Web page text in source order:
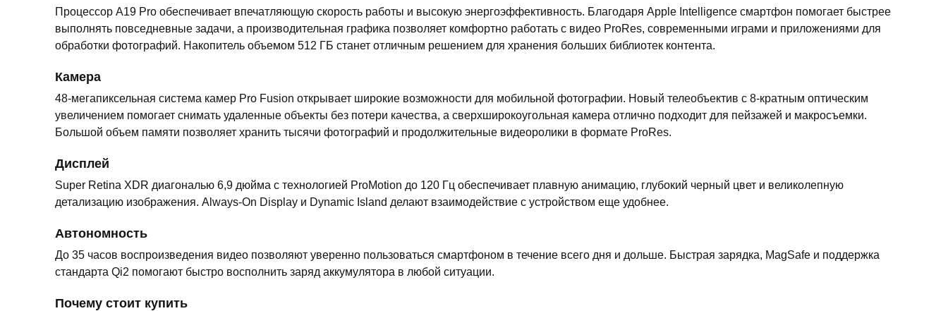
Процессор A19 Pro обеспечивает впечатляющую скорость работы и высокую энергоэффективность. Благодаря Apple Intelligence смартфон помогает быстрее
выполнять повседневные задачи, а производительная графика позволяет комфортно работать с видео ProRes, современными играми и приложениями для
обработки фотографий. Накопитель объемом 512 ГБ станет отличным решением для хранения больших библиотек контента.
Камера
48-мегапиксельная система камер Pro Fusion открывает широкие возможности для мобильной фотографии. Новый телеобъектив с 8-кратным оптическим
увеличением помогает снимать удаленные объекты без потери качества, а сверхширокоугольная камера отлично подходит для пейзажей и макросъемки.
Большой объем памяти позволяет хранить тысячи фотографий и продолжительные видеоролики в формате ProRes.
Дисплей
Super Retina XDR диагональю 6,9 дюйма с технологией ProMotion до 120 Гц обеспечивает плавную анимацию, глубокий черный цвет и великолепную
детализацию изображения. Always-On Display и Dynamic Island делают взаимодействие с устройством еще удобнее.
Автономность
До 35 часов воспроизведения видео позволяют уверенно пользоваться смартфоном в течение всего дня и дольше. Быстрая зарядка, MagSafe и поддержка
стандарта Qi2 помогают быстро восполнить заряд аккумулятора в любой ситуации.
Почему стоит купить